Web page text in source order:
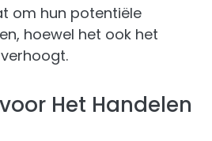
om hun potentiële
hoewel het ook het
Het Handelen